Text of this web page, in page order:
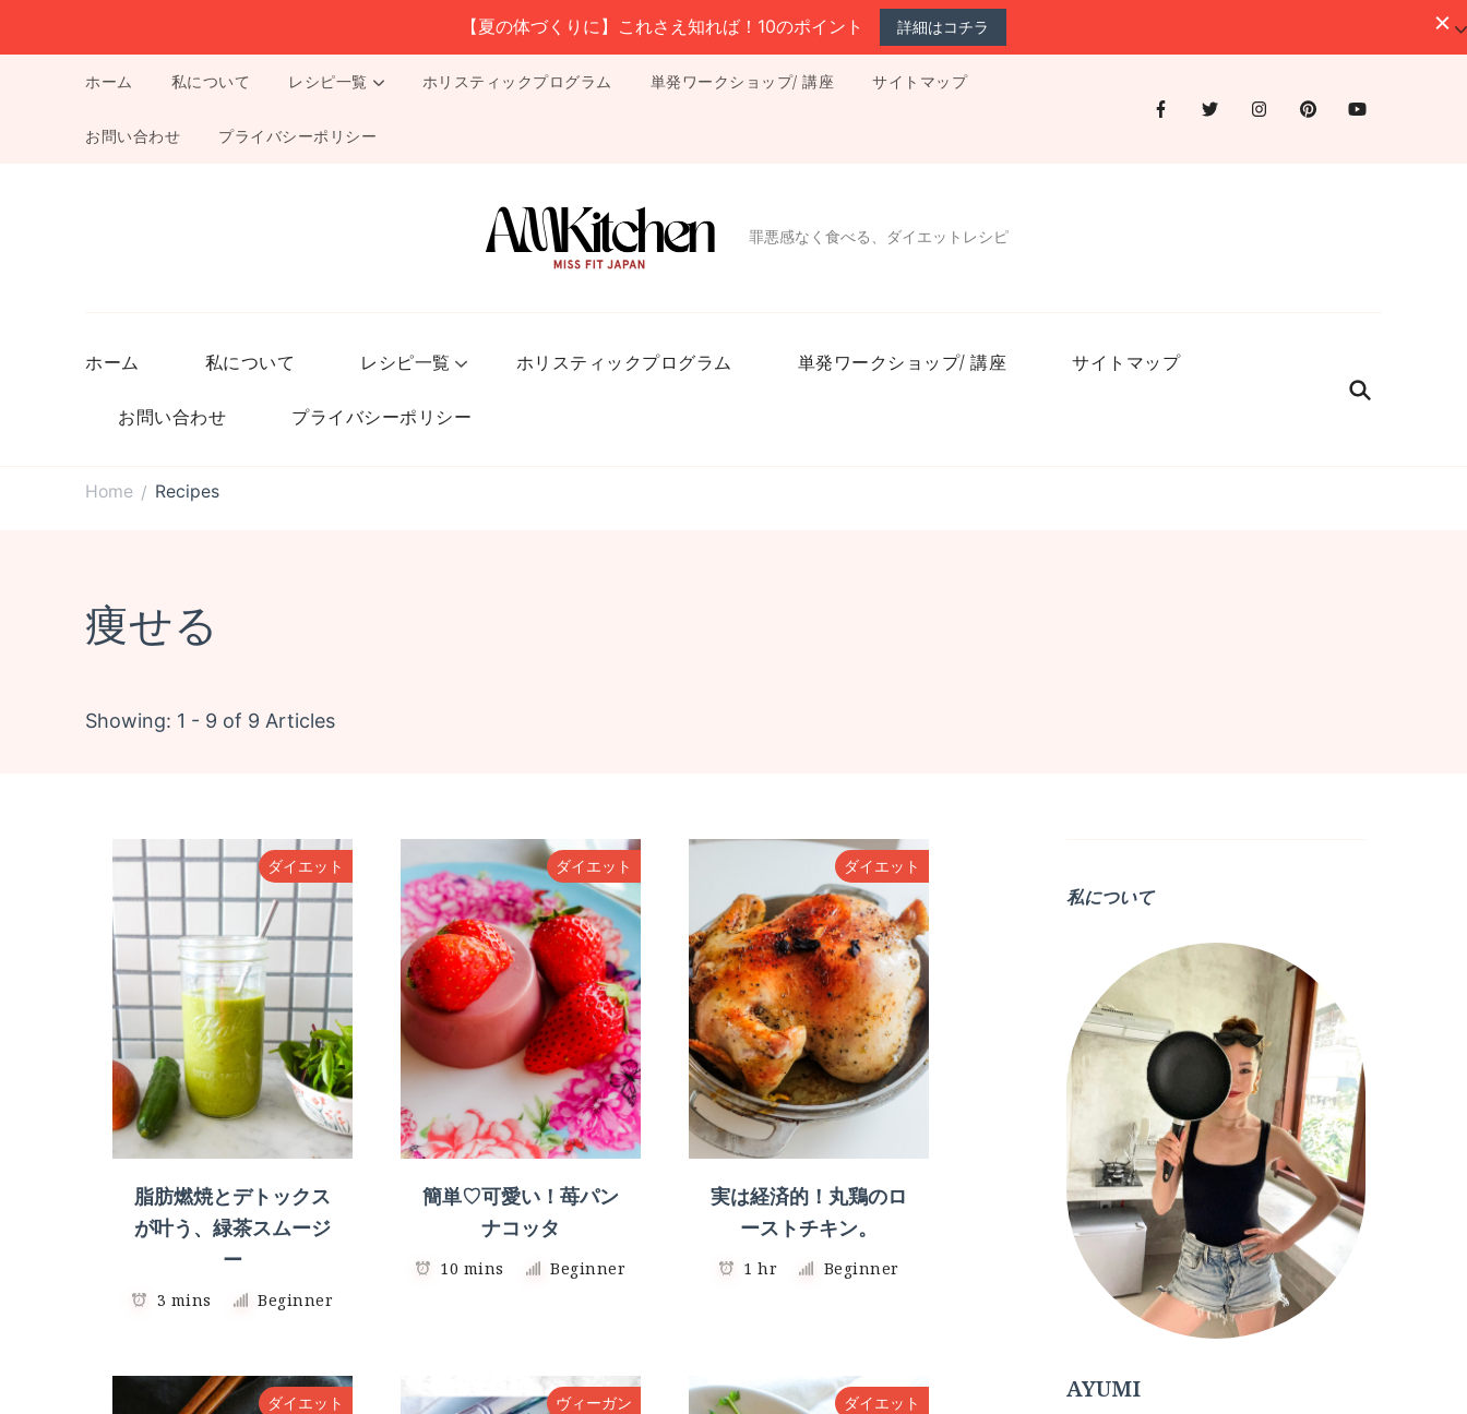
【夏の体づくりに】これさえ知れば！10のポイント 詳細はコチラ
ホーム 私について レシピ一覧 ホリスティックプログラム 単発ワークショップ/ 講座 サイトマップ
お問い合わせ プライバシーポリシー
罪悪感なく食べる、ダイエットレシピ
ホーム 私について レシピ一覧 ホリスティックプログラム 単発ワークショップ/ 講座 サイトマップ
お問い合わせ プライバシーポリシー
Home / Recipes
痩せる
Showing: 1 - 9 of 9 Articles
ダイエット
脂肪燃焼とデトックス
が叶う、緑茶スムージ
ー
3 mins Beginner
ダイエット
簡単♡可愛い！苺パン
ナコッタ
10 mins Beginner
ダイエット
実は経済的！丸鶏のロ
ーストチキン。
1 hr Beginner
ダイエット ヴィーガン ダイエット
私について
AYUMI